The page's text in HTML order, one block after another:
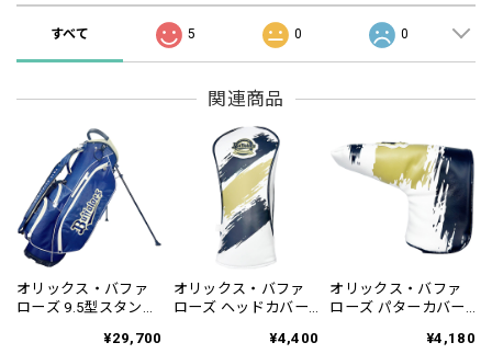
すべて 5 0 0
関連商品
オリックス・バファ
ローズ 9.5型スタンド
¥29,700
オリックス・バファ
ローズ ヘッドカバー
¥4,400
オリックス・バファ
ローズ パターカバー
¥4,180